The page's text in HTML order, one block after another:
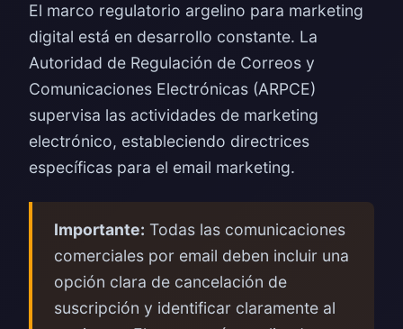
El marco regulatorio argelino para marketing
digital está en desarrollo constante. La
Autoridad de Regulación de Correos y
Comunicaciones Electrónicas (ARPCE)
supervisa las actividades de marketing
electrónico, estableciendo directrices
específicas para el email marketing.
Importante: Todas las comunicaciones
comerciales por email deben incluir una
opción clara de cancelación de
suscripción y identificar claramente al